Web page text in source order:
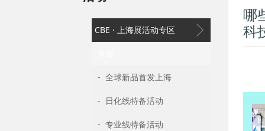
CBE · 上海展活动专区
- 全球新品首发上海
- 日化线特备活动
- 专业线特备活动
哪
科